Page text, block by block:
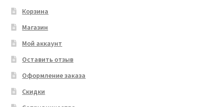
Корзина
Магазин
Мой аккаунт
Оставить отзыв
Оформление заказа
Скидки